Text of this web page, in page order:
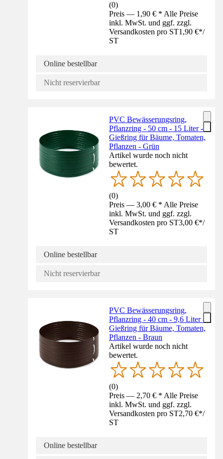
(0)
Preis — 1,90 € * Alle Preise
inkl. MwSt. und ggf. zzgl.
Versandkosten pro ST1,90 €*/
ST
Online bestellbar
Nicht reservierbar
PVC Bewässerungsring,
Pflanzring - 50 cm - 15 Liter -
Gießring für Bäume, Tomaten,
Pflanzen - Grün
Artikel wurde noch nicht
bewertet.
(0)
Preis — 3,00 € * Alle Preise
inkl. MwSt. und ggf. zzgl.
Versandkosten pro ST3,00 €*/
ST
Online bestellbar
Nicht reservierbar
PVC Bewässerungsring,
Pflanzring - 40 cm - 9,6 Liter -
Gießring für Bäume, Tomaten,
Pflanzen - Braun
Artikel wurde noch nicht
bewertet.
(0)
Preis — 2,70 € * Alle Preise
inkl. MwSt. und ggf. zzgl.
Versandkosten pro ST2,70 €*/
ST
Online bestellbar